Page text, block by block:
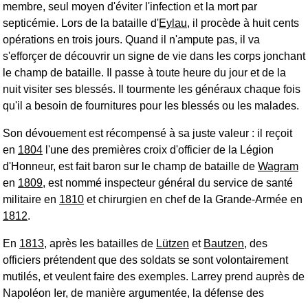
membre, seul moyen d'éviter l'infection et la mort par
septicémie. Lors de la bataille d'Eylau, il procède à huit cents
opérations en trois jours. Quand il n'ampute pas, il va
s'efforçer de découvrir un signe de vie dans les corps jonchant
le champ de bataille. Il passe à toute heure du jour et de la
nuit visiter ses blessés. Il tourmente les généraux chaque fois
qu'il a besoin de fournitures pour les blessés ou les malades.
Son dévouement est récompensé à sa juste valeur : il reçoit
en 1804 l'une des premières croix d'officier de la Légion
d'Honneur, est fait baron sur le champ de bataille de Wagram
en 1809, est nommé inspecteur général du service de santé
militaire en 1810 et chirurgien en chef de la Grande-Armée en
1812.
En 1813, après les batailles de Lützen et Bautzen, des
officiers prétendent que des soldats se sont volontairement
mutilés, et veulent faire des exemples. Larrey prend auprès de
Napoléon Ier, de manière argumentée, la défense des